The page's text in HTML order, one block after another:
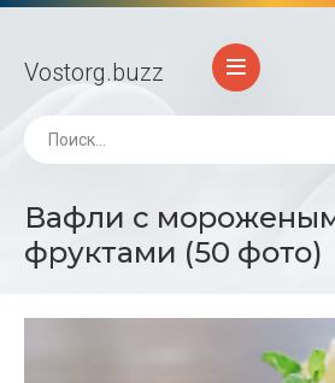
Vostorg.buzz
Вафли с
фруктами (50 фото)